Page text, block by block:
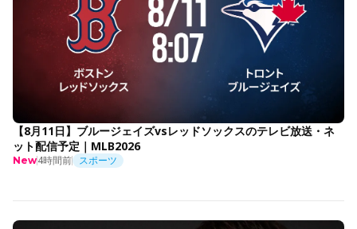
【8月11日】ブルージェイズvsレッドソックスのテレビ放送・ネ
ット配信予定｜MLB2026
New4時間前 スポーツ